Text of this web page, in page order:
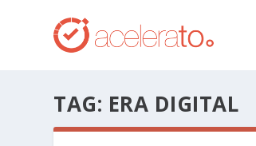
TAG: ERA DIGITAL